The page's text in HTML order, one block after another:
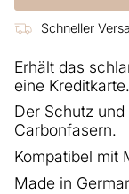
Schneller
Erhält das
eine Kreditkarte.
Der Schutz
Carbonfasern.
Kompatibel mit
Made in